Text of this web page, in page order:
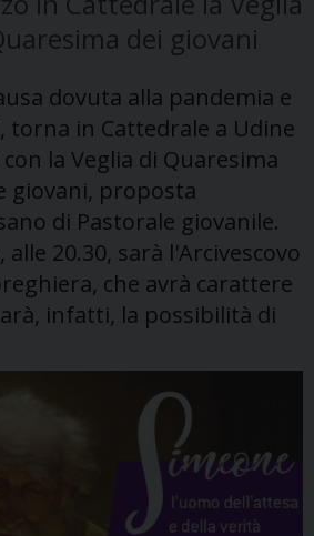
dei giovani
dovuta alla pandemia e
torna in Cattedrale a Udine
la Veglia di Quaresima
giovani, proposta
di Pastorale giovanile.
20.30, sarà l'Arcivescovo
che avrà carattere
infatti, la possibilità di